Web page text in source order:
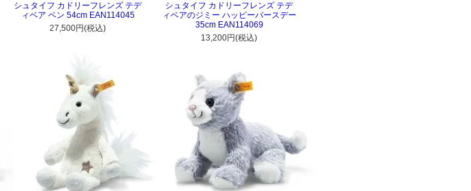
シュタイフ カドリーフレンズ テデ
ィベア ベン 54cm EAN114045
27,500円(税込)
シュタイフ カドリーフレンズ テデ
ィベアのジミー ハッピーバースデー
35cm EAN114069
13,200円(税込)